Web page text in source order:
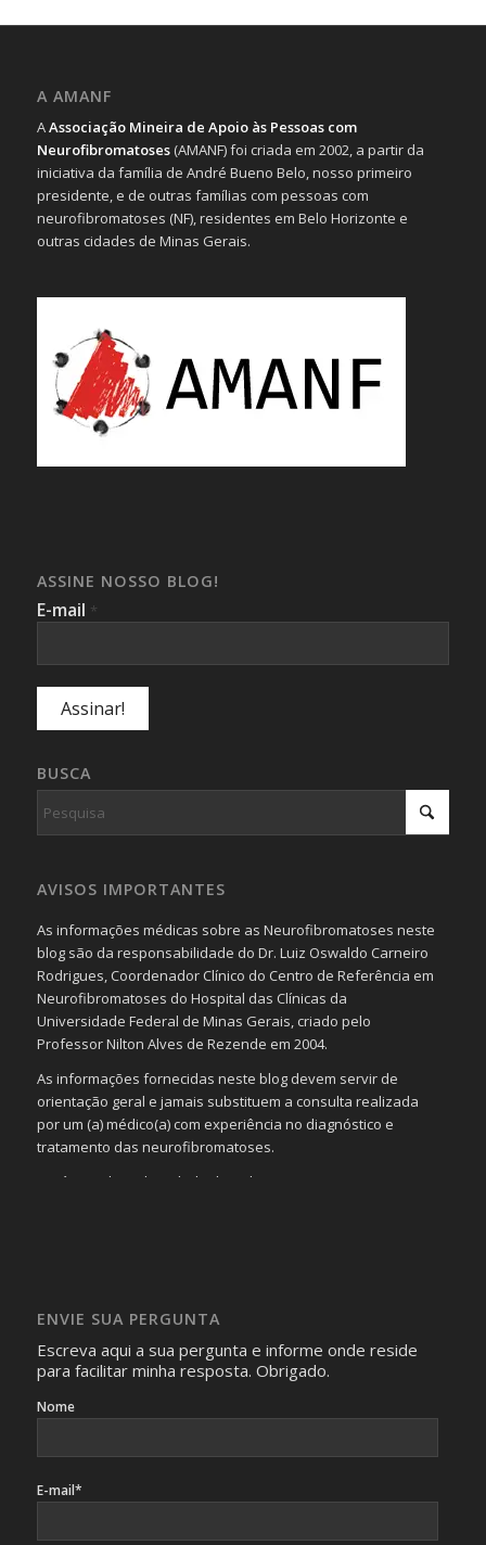
A AMANF
AAssociação Mineira de Apoio às Pessoas com
Neurofibromatoses(AMANF) foi criada em 2002, a partir da
iniciativa da família de André Bueno Belo, nosso primeiro
presidente, e de outras famílias com pessoas com
neurofibromatoses (NF), residentes em Belo Horizonte e
outras cidades de Minas Gerais.
ASSINE NOSSO BLOG!
E-mail *
BUSCA
AVISOS IMPORTANTES
As informações médicas sobre as Neurofibromatoses neste
blog são da responsabilidade do Dr. Luiz Oswaldo Carneiro
Rodrigues, Coordenador Clínico do Centro de Referência em
Neurofibromatoses do Hospital das Clínicas da
Universidade Federal de Minas Gerais, criado pelo
Professor Nilton Alves de Rezende em 2004.
As informações fornecidas neste blog devem servir de
orientação geral e jamais substituem a consulta realizada
por um (a) médico(a) com experiência no diagnóstico e
tratamento das neurofibromatoses.
Será omitida a identidade de todas as pessoas que
identificação da pessoa fotografada.
ENVIE SUA PERGUNTA
Escreva aqui a sua pergunta e informe onde reside
para facilitar minha resposta. Obrigado.
Nome
E-mail*